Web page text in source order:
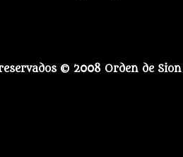
© 2008 Orden de Sion